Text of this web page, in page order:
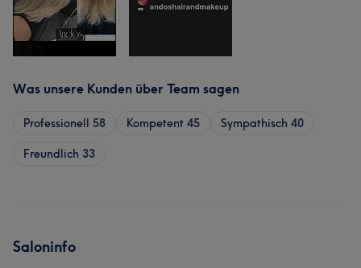
Was unsere Kunden über Team sagen
Professionell 58 Kompetent 45 Sympathisch 40
Freundlich 33
Saloninfo